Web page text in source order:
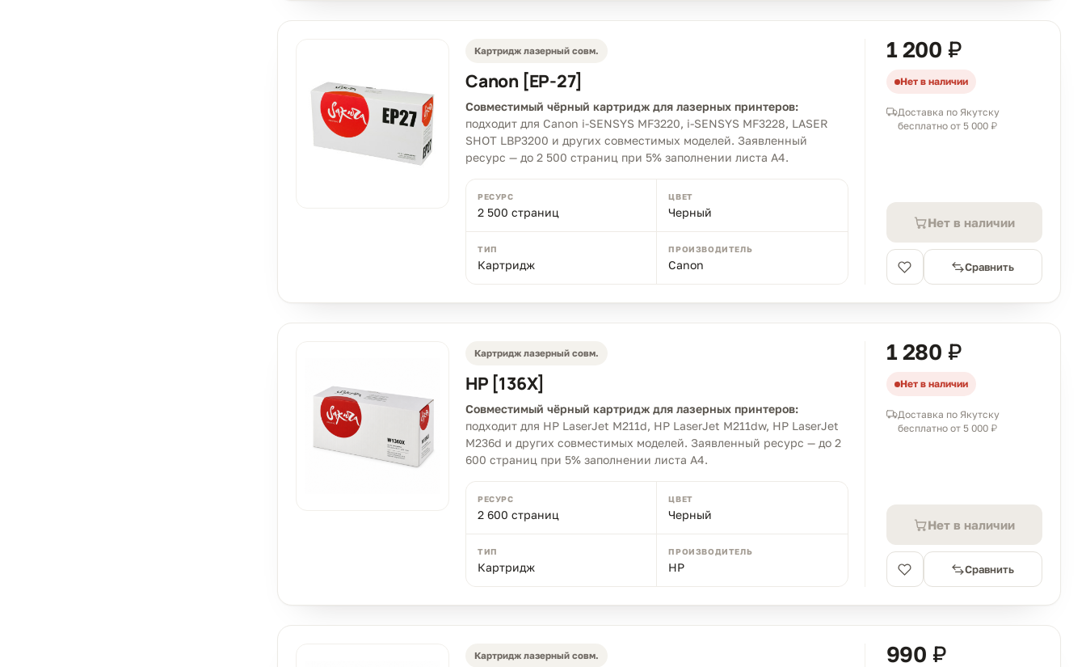
Картридж лазерный совм.
Canon [EP-27]
Совместимый чёрный картридж для лазерных принтеров:
подходит для Canon i-SENSYS MF3220, i-SENSYS MF3228, LASER
SHOT LBP3200 и других совместимых моделей. Заявленный
ресурс — до 2 500 страниц при 5% заполнении листа A4.
РЕСУРС
2 500 страниц
ЦВЕТ
Черный
ТИП
Картридж
ПРОИЗВОДИТЕЛЬ
Canon
1 200 ₽
Нет в наличии
Доставка по Якутску
бесплатно от 5 000 ₽
Нет в наличии
Сравнить
Картридж лазерный совм.
HP [136X]
Совместимый чёрный картридж для лазерных принтеров:
подходит для HP LaserJet M211d, HP LaserJet M211dw, HP LaserJet
M236d и других совместимых моделей. Заявленный ресурс — до 2
600 страниц при 5% заполнении листа A4.
РЕСУРС
2 600 страниц
ЦВЕТ
Черный
ТИП
Картридж
ПРОИЗВОДИТЕЛЬ
HP
1 280 ₽
Нет в наличии
Доставка по Якутску
бесплатно от 5 000 ₽
Нет в наличии
Сравнить
Картридж лазерный совм. 990 ₽